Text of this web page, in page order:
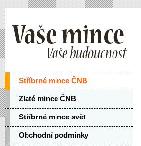
Stříbrné mince ČNB
Zlaté mince ČNB
Stříbrné mince svět
Obchodní podmínky